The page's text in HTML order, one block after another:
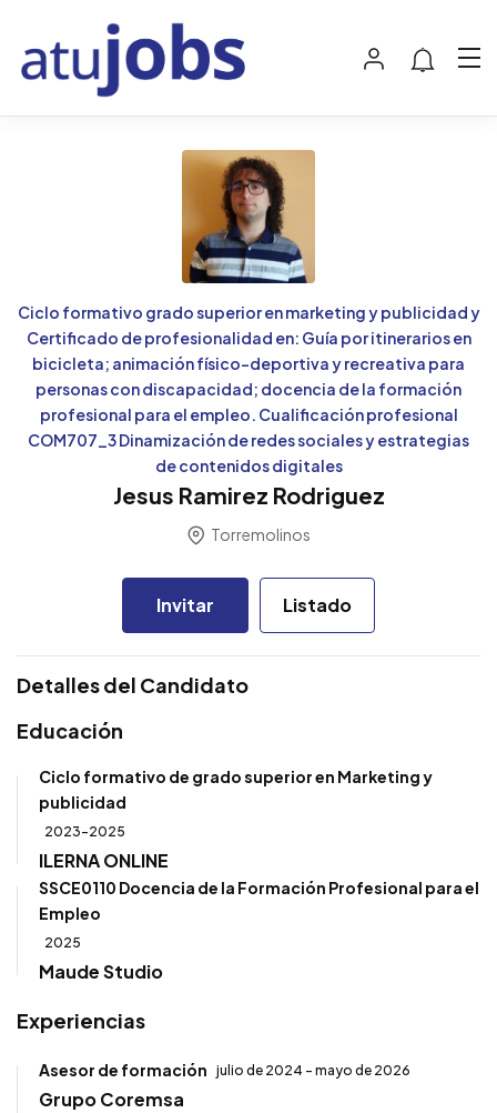
Ciclo formativo grado superior en marketing y publicidad y
Certificado de profesionalidad en: Guía por itinerarios en
bicicleta; animación físico-deportiva y recreativa para
personas con discapacidad; docencia de la formación
profesional para el empleo. Cualificación profesional
COM707_3 Dinamización de redes sociales y estrategias
de contenidos digitales
Jesus Ramirez Rodriguez
Torremolinos
Invitar Listado
Detalles del Candidato
Educación
Ciclo formativo de grado superior en Marketing y
publicidad
2023-2025
ILERNA ONLINE
SSCE0110 Docencia de la Formación Profesional para el
Empleo
2025
Maude Studio
Experiencias
Asesor de formación julio de 2024 - mayo de 2026
Grupo Coremsa